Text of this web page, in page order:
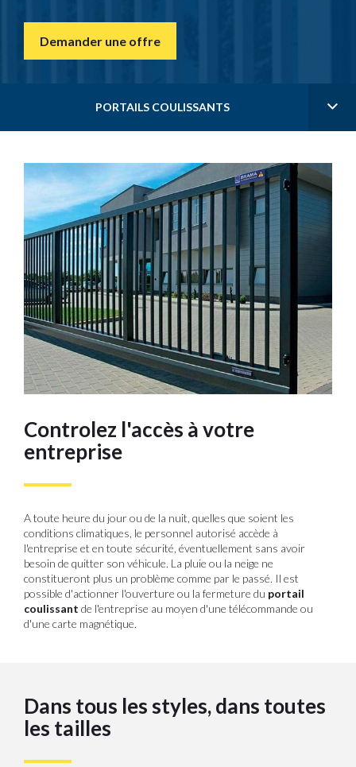
Demander une offre
PORTAILS COULISSANTS
Controlez l'accès à votre
entreprise
A toute heure du jour ou de la nuit, quelles que soient les
conditions climatiques, le personnel autorisé accède à
l'entreprise et en toute sécurité, éventuellement sans avoir
besoin de quitter son véhicule. La pluie ou la neige ne
constitueront plus un problème comme par le passé. Il est
possible d'actionner l'ouverture ou la fermeture du portail
coulissant de l'entreprise au moyen d'une télécommande ou
d'une carte magnétique.
Dans tous les styles, dans toutes
les tailles